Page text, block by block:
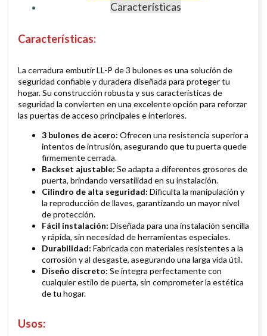
Características
Características:
La cerradura embutir LL-P de 3 bulones es una solución de
seguridad confiable y duradera diseñada para proteger tu
hogar. Su construcción robusta y sus características de
seguridad la convierten en una excelente opción para reforzar
las puertas de acceso principales e interiores.
3 bulones de acero: Ofrecen una resistencia superior a
intentos de intrusión, asegurando que tu puerta quede
firmemente cerrada.
Backset ajustable: Se adapta a diferentes grosores de
puerta, brindando versatilidad en su instalación.
Cilindro de alta seguridad: Dificulta la manipulación y
la reproducción de llaves, garantizando un mayor nivel
de protección.
Fácil instalación: Diseñada para una instalación sencilla
y rápida, sin necesidad de herramientas especiales.
Durabilidad: Fabricada con materiales resistentes a la
corrosión y al desgaste, asegurando una larga vida útil.
Diseño discreto: Se integra perfectamente con
cualquier estilo de puerta, sin comprometer la estética
de tu hogar.
Usos: